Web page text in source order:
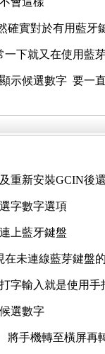
實對於有用藍牙
下就又在使用藍
示候選數字 要一
重新安裝GCIN後
字數字選項
上藍牙鍵盤
在未連線藍芽鍵盤
字輸入就是使用手
選數字
手機轉至橫屏再